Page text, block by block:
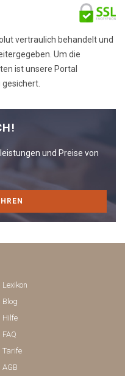
vertraulich behandelt und
Um die
ist unsere Portal
und Preise von
Lexikon
Blog
Hilfe
FAQ
Tarife
AGB